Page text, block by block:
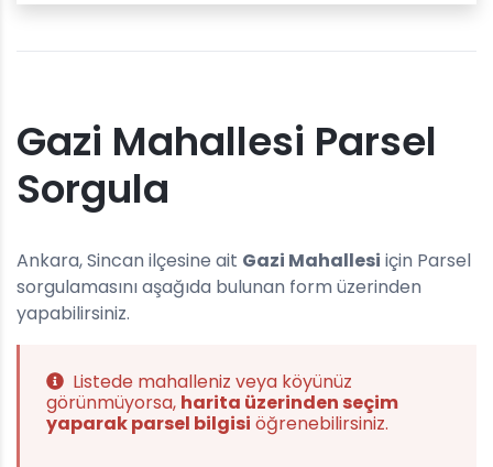
Gazi Mahallesi Parsel
Sorgula
Ankara, Sincan ilçesine ait Gazi Mahallesi için Parsel
sorgulamasını aşağıda bulunan form üzerinden
yapabilirsiniz.
Listede mahalleniz veya köyünüz
görünmüyorsa, harita üzerinden seçim
yaparak parsel bilgisi öğrenebilirsiniz.